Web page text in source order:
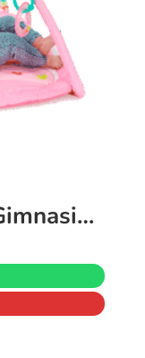
BRIGHT STARTS – Gimnasio de actividades Daydream Blooms Rosa